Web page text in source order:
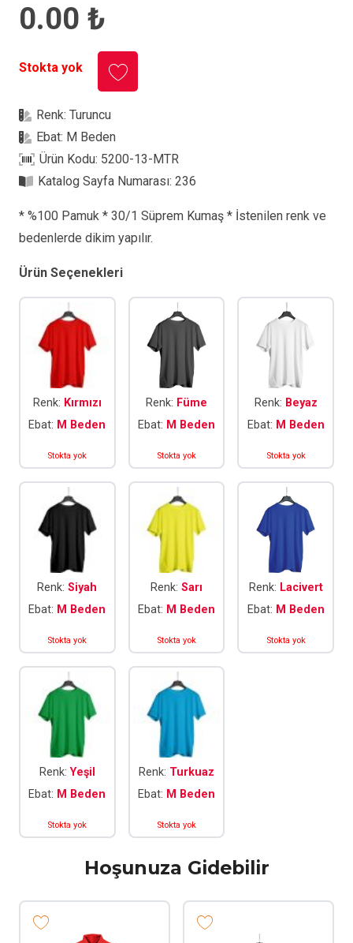
0.00 ₺
Stokta yok
Renk:Turuncu
Ebat: M Beden
Ürün Kodu: 5200-13-MTR
Katalog Sayfa Numarası:236
* %100 Pamuk * 30/1 Süprem Kumaş * İstenilen renk ve
bedenlerde dikim yapılır.
Ürün Seçenekleri
Renk: Kırmızı
Ebat: M Beden
Stokta yok
Renk: Füme
Ebat: M Beden
Stokta yok
Renk: Beyaz
Ebat: M Beden
Stokta yok
Renk:Siyah
Ebat: M Beden
Stokta yok
Renk: Sarı
Ebat: M Beden
Stokta yok
Renk: Lacivert
Ebat: M Beden
Stokta yok
Renk:Yeşil
Ebat: M Beden
Stokta yok
Renk: Turkuaz
Ebat: M Beden
Stokta yok
Hoşunuza Gidebilir